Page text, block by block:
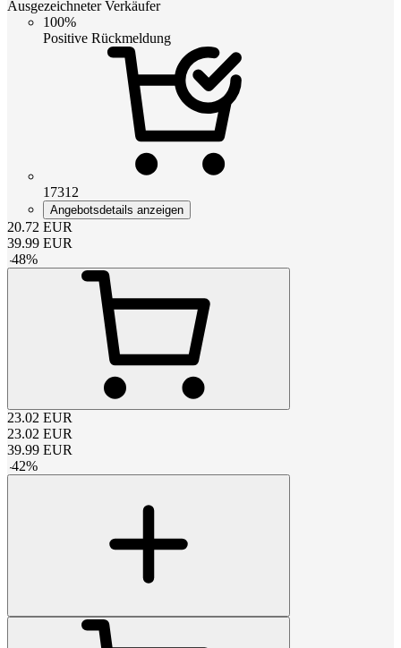
Ausgezeichneter Verkäufer
100%
Positive Rückmeldung
17312
Angebotsdetails anzeigen
20.72 EUR
39.99 EUR
-48%
23.02 EUR
23.02 EUR
39.99 EUR
-42%